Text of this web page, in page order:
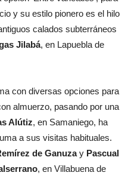
y su estilo pionero es el hilo
calados subterráneos
Jilabá, en Lapuebla de
con diversas opciones para
almuerzo, pasando por una
Alútiz, en Samaniego, ha
a sus visitas habituales.
de Ganuzay Pascual
, en Villabuena de